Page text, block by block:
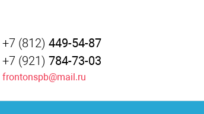
+7 (812) 449-54-87
+7 (921) 784-73-03
frontonspb@mail.ru